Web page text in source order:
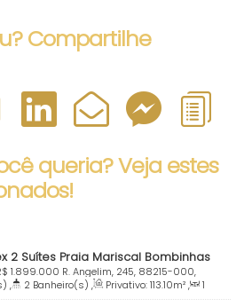
Compartilhe
queria? Veja estes
2 Suítes Praia Mariscal Bombinhas
1.899.000 R. Angelim, 245, 88215-000,
Santa Catarina, Brasil
, 2 Banheiro(s) , Privativo:113.10m²,
1
, Total:155.80m², 2Vaga(s), 200m